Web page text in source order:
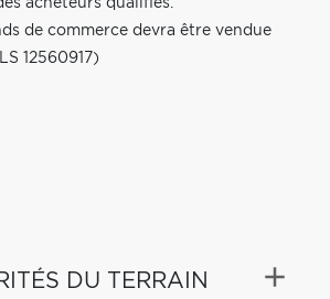
de commerce devra être vendue
12560917)
DU TERRAIN